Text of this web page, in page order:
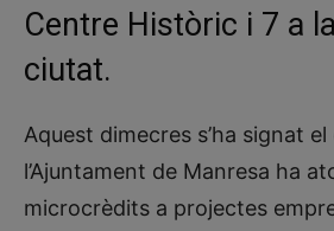
Centre Històric i 7 a
ciutat.
Aquest dimecres s’ha signat
l’Ajuntament de Manresa ha
microcrèdits a projectes